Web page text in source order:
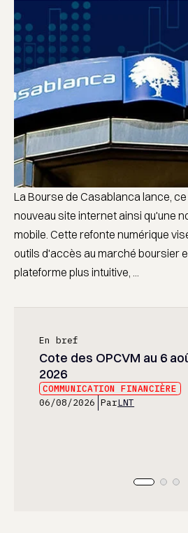
La Bourse de Casablanca lance, ce
nouveau site internet ainsi qu'une
mobile. Cette refonte numérique
outils d'accès au marché boursier
plateforme plus intuitive, ...
En bref
Cote des OPCVM au 6
2026
COMMUNICATION FINANCIÈRE
06/08/2026 ParLNT